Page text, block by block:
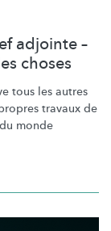
adjointe –
choses
tous les autres
travaux de
monde